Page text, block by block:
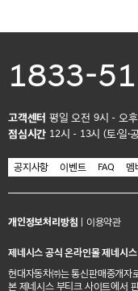
1833-
고객센터 평일 오전 9시 - 오후
점심시간 12시 - 13시 (토·일·
공지사항 이벤트 FAQ 멤
개인정보처리방침 | 이용약관
제네시스 공식 온라인몰 제네시
현대자동차㈜는 통신판매중개자
본 제네시스 부티크 사이트에서